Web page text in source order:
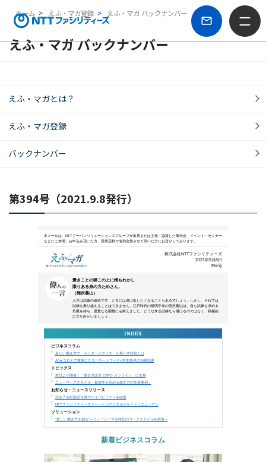
ホーム えふ・マガ登録 えふ・マガ バックナンバー
えふ・マガ バックナンバー
えふ・マガとは？
えふ・マガ登録
バックナンバー
第394号（2021.9.8発行）